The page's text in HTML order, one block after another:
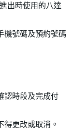
出時使用的八達
機號碼及預約號碼
認時段及完成付
更改或取消。